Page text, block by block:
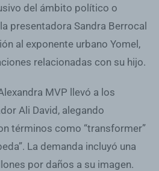
del ámbito político o
presentadora Sandra Berrocal
al exponente urbano Yomel,
relacionadas con su hijo.
MVP llevó a los
Ali David, alegando
términos como “transformer”
La demanda incluyó una
por daños a su imagen.